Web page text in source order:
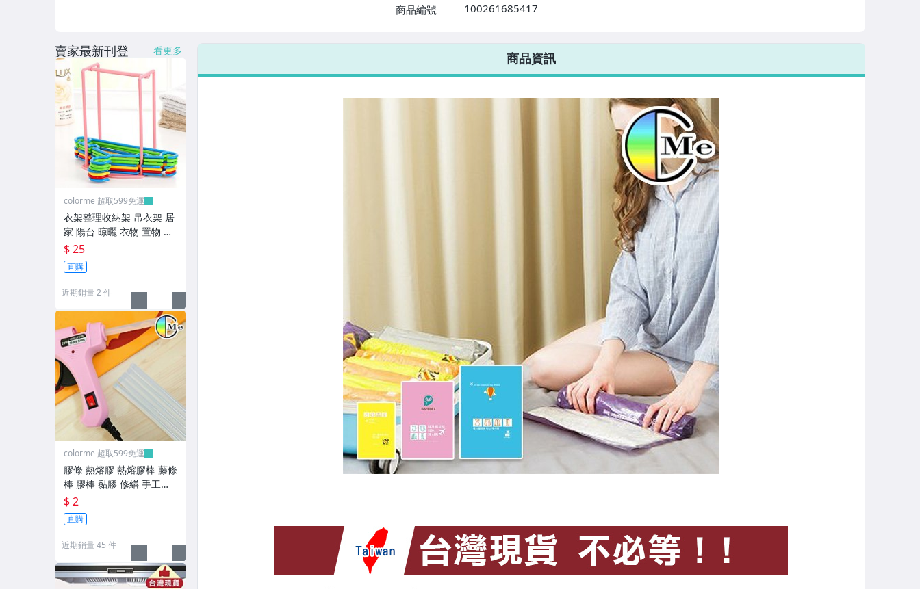
商品編號
100261685417
7-ELEVEN 運費只要38元
不限金額、筆數，筆筆優惠無限次！
燈具用品
創意文具
3C週邊
電子設備
園藝/庭院用具
寵物用品
衣架/衣夾/鞋架/室內鞋
▼其他收納▼
鐵藝收納
壁掛收納
桌上收納
防塵。壓縮袋
收納籃/袋
收納/置物箱
商品資訊
賣家最新刊登 看更多
colorme 超取599免運
衣架整理收納架 吊衣架 居
家 陽台 晾曬 衣物 置物 創
意 組裝 手提 移動【L11
1】Color_me
$ 25
直購
近期銷量 2 件
colorme 超取599免運
膠條 熱熔膠 熱熔膠棒 藤條
棒 膠棒 黏膠 修繕 手工藝
膠 膠水 熱熔膠條 DIY 半透
明【B012】Color_me
$ 2
直購
近期銷量 45 件